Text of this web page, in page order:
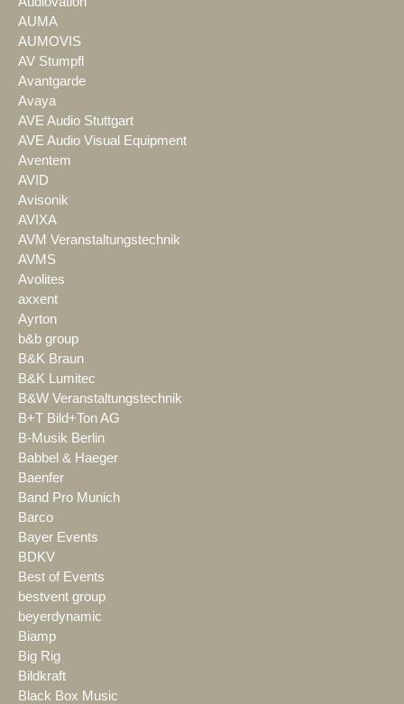
AUMA
AUMOVIS
AV Stumpfl
Avantgarde
Avaya
AVE Audio Stuttgart
AVE Audio Visual Equipment
Aventem
AVID
Avisonik
AVIXA
AVM Veranstaltungstechnik
AVMS
Avolites
axxent
Ayrton
b&b group
B&K Braun
B&K Lumitec
B&W Veranstaltungstechnik
B+T Bild+Ton AG
B-Musik Berlin
Babbel & Haeger
Baenfer
Band Pro Munich
Barco
Bayer Events
BDKV
Best of Events
bestvent group
beyerdynamic
Biamp
Big Rig
Bildkraft
Black Box Music